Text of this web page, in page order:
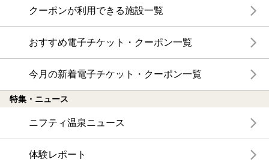
クーポンが利用できる施設一覧
おすすめ電子チケット・クーポン一覧
今月の新着電子チケット・クーポン一覧
特集・ニュース
ニフティ温泉ニュース
体験レポート